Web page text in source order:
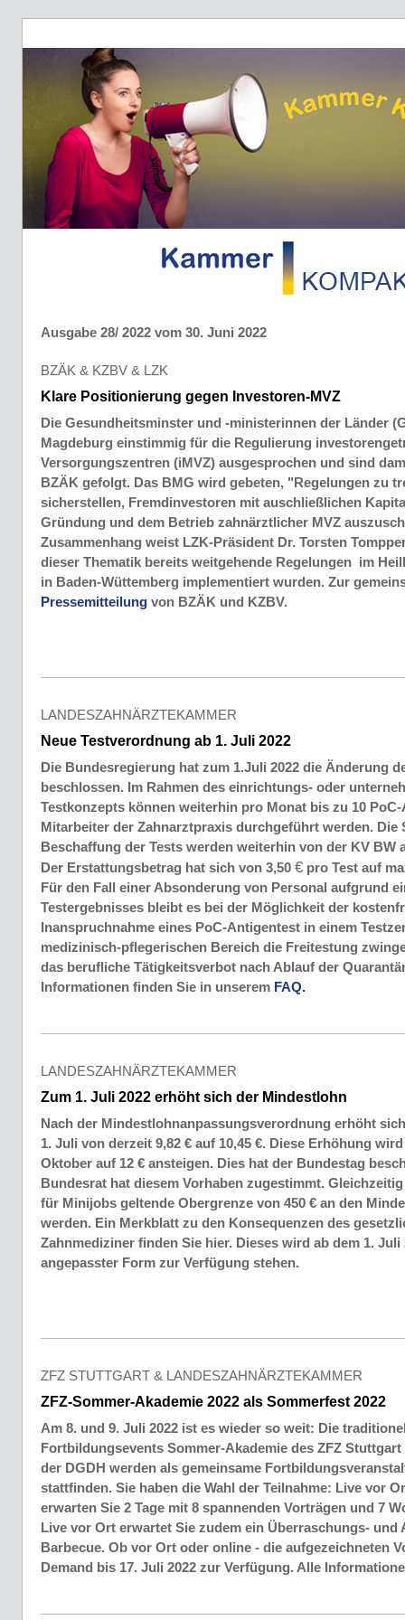
Ausgabe 28/ 2022 vom 30. Juni 2022
BZÄK & KZBV & LZK
Klare Positionierung gegen Investoren-MVZ
Die Gesundheitsminster und -ministerinnen der Länder
Magdeburg einstimmig für die Regulierung
Versorgungszentren (iMVZ) ausgesprochen und sind
BZÄK gefolgt. Das BMG wird gebeten, "Regelungen zu
sicherstellen, Fremdinvestoren mit auschließlichen
Gründung und dem Betrieb zahnärztlicher MVZ
Zusammenhang weist LZK-Präsident Dr. Torsten
dieser Thematik bereits weitgehende Regelungen im
in Baden-Wüttemberg implementiert wurden. Zur
Pressemitteilung von BZÄK und KZBV.
LANDESZAHNÄRZTEKAMMER
Neue Testverordnung ab 1. Juli 2022
Die Bundesregierung hat zum 1.Juli 2022 die Änderung
beschlossen. Im Rahmen des einrichtungs- oder
Testkonzepts können weiterhin pro Monat bis zu 10
Mitarbeiter der Zahnarztpraxis durchgeführt werden. Die
Beschaffung der Tests werden weiterhin von der KV BW
Der Erstattungsbetrag hat sich von 3,50 € pro Test auf
Für den Fall einer Absonderung von Personal aufgrund
Testergebnisses bleibt es bei der Möglichkeit der
Inanspruchnahme eines PoC-Antigentest in einem
medizinisch-pflegerischen Bereich die Freitestung
das berufliche Tätigkeitsverbot nach Ablauf der
Informationen finden Sie in unserem FAQ.
LANDESZAHNÄRZTEKAMMER
Zum 1. Juli 2022 erhöht sich der Mindestlohn
Nach der Mindestlohnanpassungsverordnung erhöht
1. Juli von derzeit 9,82 € auf 10,45 €. Diese Erhöhung
Oktober auf 12 € ansteigen. Dies hat der Bundestag
Bundesrat hat diesem Vorhaben zugestimmt.
für Minijobs geltende Obergrenze von 450 € an den
werden. Ein Merkblatt zu den Konsequenzen des
Zahnmediziner finden Sie hier. Dieses wird ab dem 1. Juli
angepasster Form zur Verfügung stehen.
ZFZ STUTTGART & LANDESZAHNÄRZTEKAMMER
ZFZ-Sommer-Akademie 2022 als Sommerfest 2022
Am 8. und 9. Juli 2022 ist es wieder so weit: Die
Fortbildungsevents Sommer-Akademie des ZFZ
der DGDH werden als gemeinsame
stattfinden. Sie haben die Wahl der Teilnahme: Live vor
erwarten Sie 2 Tage mit 8 spannenden Vorträgen und 7
Live vor Ort erwartet Sie zudem ein Überraschungs- und
Barbecue. Ob vor Ort oder online - die aufgezeichneten
Demand bis 17. Juli 2022 zur Verfügung. Alle